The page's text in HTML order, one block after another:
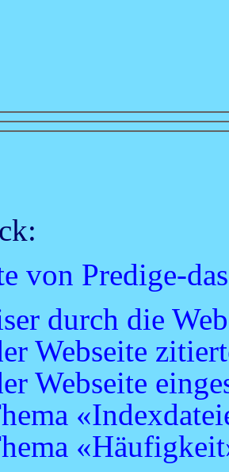
von Predige-
durch die
Webseite
Webseite